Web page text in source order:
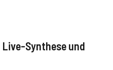
Synthese und